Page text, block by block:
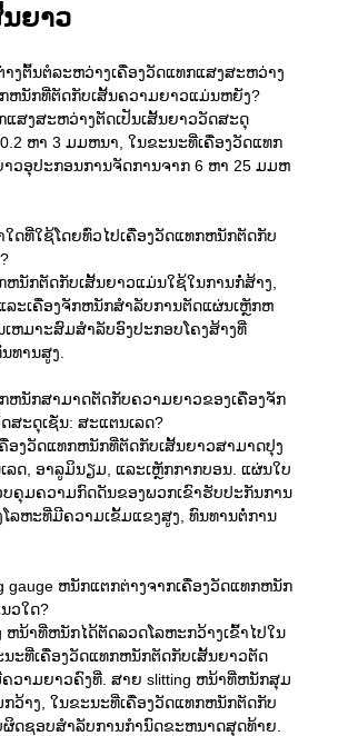
ນ​ຍາວ​
ງຕົ້ນຕໍລະຫວ່າງເຄື່ອງວັດແທກແສງສະຫວ່າງ
ຫນັກທີ່ຕັດກັບເສັ້ນຄວາມຍາວແມ່ນຫຍັງ?
ແສງສະຫວ່າງຕັດເປັນເສັ້ນຍາວວັດສະດຸ
ຫາ 3 ມມຫນາ, ໃນຂະນະທີ່ເຄື່ອງວັດແທກ
ວອຸປະກອນການຈັດການຈາກ 6 ຫາ 25 ມມຫ
ດທີ່ໃຊ້ໂດຍທົ່ວໄປເຄື່ອງວັດແທກຫນັກຕັດກັບ
ຫນັກຕັດກັບເສັ້ນຍາວແມ່ນໃຊ້ໃນການກໍ່ສ້າງ,
ລະເຄື່ອງຈັກຫນັກສໍາລັບການຕັດແຜ່ນເຫຼັກຫ
ຫມາະສົມສໍາລັບອົງປະກອບໂຄງສ້າງທີ່
ທານສູງ.
ຫນັກສາມາດຕັດກັບຄວາມຍາວຂອງເຄື່ອງຈັກ
ສະດຸເຊັ່ນ: ສະແຕນເລດ?
ອງວັດແທກຫນັກທີ່ຕັດກັບເສັ້ນຍາວສາມາດປຸງ
ລດ, ອາລູມິນຽມ, ແລະເຫຼັກກາກບອນ. ແຜ່ນໃບ
ຄຸມຄວາມກົດດັນຂອງພວກເຂົາຮັບປະກັນການ
ລຫະທີ່ມີຄວາມເຂັ້ມແຂງສູງ, ທົນທານຕໍ່ການ
gauge ຫນັກແຕກຕ່າງຈາກເຄື່ອງວັດແທກຫນັກ
ວໃດ?
ຫນ້າທີ່ຫນັກໄດ້ຕັດລວດໂລຫະກວ້າງເຂົ້າໄປໃນ
ະທີ່ເຄື່ອງວັດແທກຫນັກຕັດກັບເສັ້ນຍາວຕັດ
ວາມຍາວຄົງທີ່. ສາຍ slitting ຫນ້າທີ່ຫນັກສຸມ
ວ້າງ, ໃນຂະນະທີ່ເຄື່ອງວັດແທກຫນັກຕັດກັບ
ດຊອບສໍາລັບການກໍານົດຂະຫນາດສຸດທ້າຍ.